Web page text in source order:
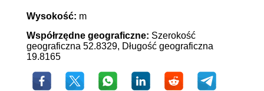
Wysokość: m
Współrzędne geograficzne: Szerokość
geograficzna 52.8329, Długość geograficzna
19.8165